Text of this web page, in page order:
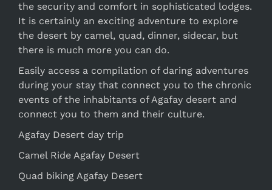
the security and comfort in sophisticated lodges.
It is certainly an exciting adventure to explore
the desert by camel, quad, dinner, sidecar, but
there is much more you can do.
Easily access a compilation of daring adventures
during your stay that connect you to the chronic
events of the inhabitants of Agafay desert and
connect you to them and their culture.
Agafay Desert day trip
Camel Ride Agafay Desert
Quad biking Agafay Desert